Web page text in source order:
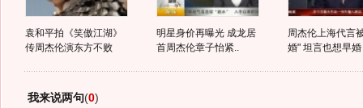
袁和平拍《笑傲江湖》
传周杰伦演东方不败
明星身价再曝光 成龙居
首周杰伦章子怡紧..
周杰伦上海代言
婚" 坦言也想早婚
我来说两句(0)